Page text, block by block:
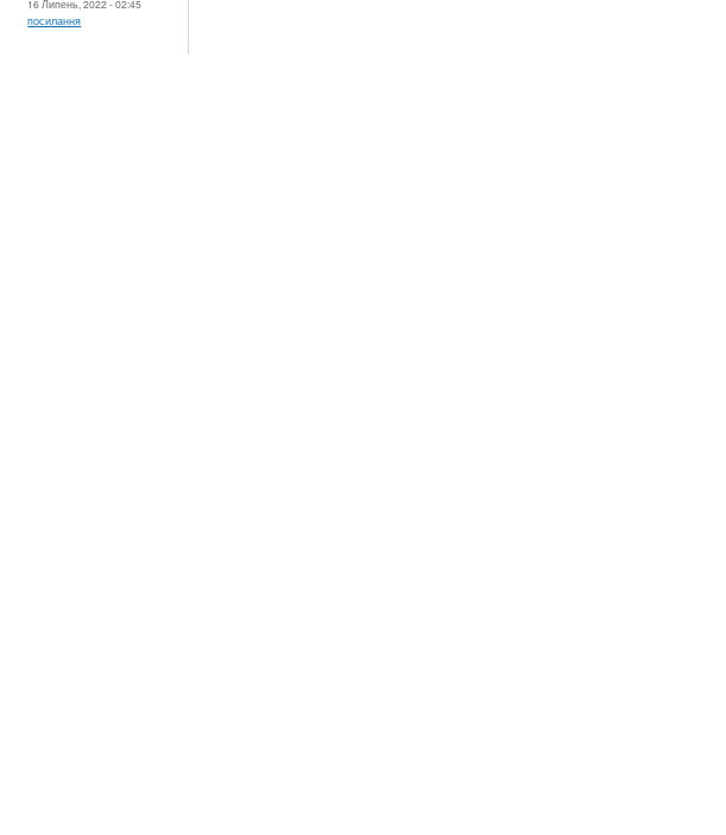
16 Липень, 2022 - 02:45
посилання